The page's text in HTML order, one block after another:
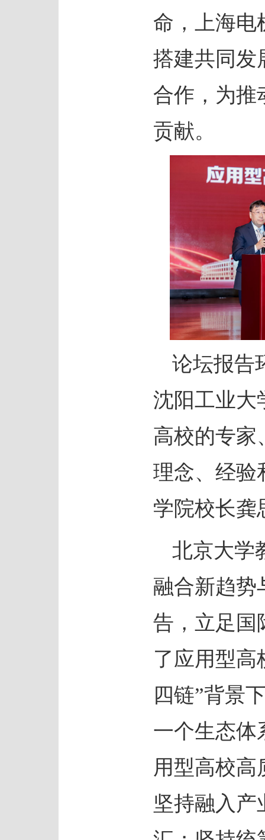
命，上海电
搭建共同发
合作，为推
贡献。
论坛报告
沈阳工业大
高校的专家
理念、经验
学院校长龚
北京大学
融合新趋势
告，立足国
了应用型高
四链”背景
一个生态体
用型高校高
坚持融入产